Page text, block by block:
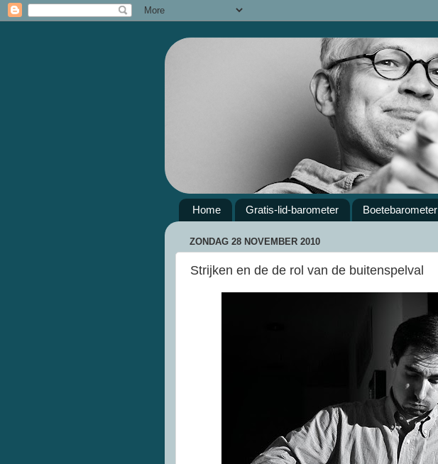
Home Gratis-lid-barometer Boetebarometer
ZONDAG 28 NOVEMBER 2010
Strijken en de de rol van de buitenspelval